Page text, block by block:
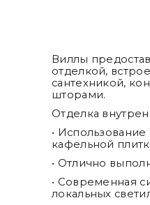
Виллы
отделкой,
сантехникой,
шторами.
Отделка
•
кафельной
• Отлично
• Современная
локальных